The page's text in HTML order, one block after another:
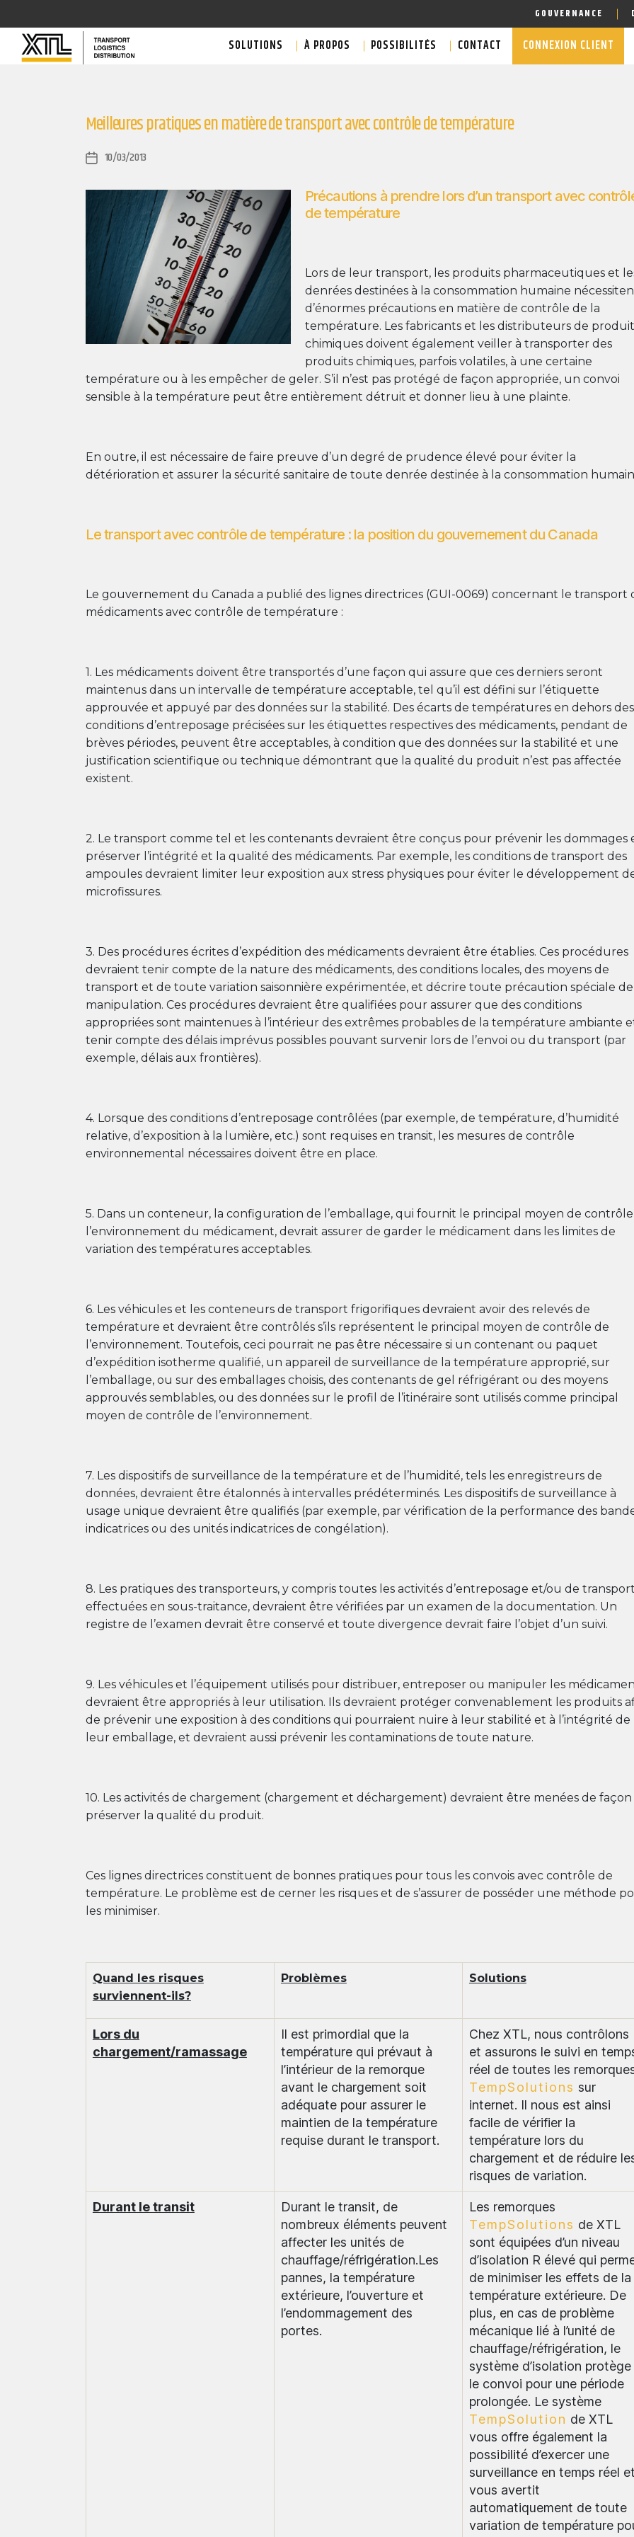
GOUVERNANCE
SOLUTIONS À PROPOS POSSIBILITÉS CONTACT CONNEXION CLIENT
Meilleures pratiques en matière de transport avec contrôle de température
Post 10/03/2013
Précautions à prendre lors d’un transport avec
de température
Lors de leur transport, les produits pharmaceutiques et
denrées destinées à la consommation humaine
d’énormes précautions en matière de contrôle de la
température. Les fabricants et les distributeurs de
chimiques doivent également veiller à transporter des
produits chimiques, parfois volatiles, à une certaine
température ou à les empêcher de geler. S’il n’est pas protégé de façon appropriée, un convoi
sensible à la température peut être entièrement détruit et donner lieu à une plainte.
En outre, il est nécessaire de faire preuve d’un degré de prudence élevé pour éviter la
détérioration et assurer la sécurité sanitaire de toute denrée destinée à la consommation
Le transport avec contrôle de température : la position du gouvernement du Canada
Le gouvernement du Canada a publié des lignes directrices (GUI-0069) concernant le transport
médicaments avec contrôle de température :
1. Les médicaments doivent être transportés d’une façon qui assure que ces derniers seront
maintenus dans un intervalle de température acceptable, tel qu’il est défini sur l’étiquette
approuvée et appuyé par des données sur la stabilité. Des écarts de températures en dehors des
conditions d’entreposage précisées sur les étiquettes respectives des médicaments, pendant de
brèves périodes, peuvent être acceptables, à condition que des données sur la stabilité et une
justification scientifique ou technique démontrant que la qualité du produit n’est pas affectée
existent.
2. Le transport comme tel et les contenants devraient être conçus pour prévenir les dommages
préserver l’intégrité et la qualité des médicaments. Par exemple, les conditions de transport des
ampoules devraient limiter leur exposition aux stress physiques pour éviter le développement
microfissures.
3. Des procédures écrites d’expédition des médicaments devraient être établies. Ces procédures
devraient tenir compte de la nature des médicaments, des conditions locales, des moyens de
transport et de toute variation saisonnière expérimentée, et décrire toute précaution spéciale de
manipulation. Ces procédures devraient être qualifiées pour assurer que des conditions
appropriées sont maintenues à l’intérieur des extrêmes probables de la température ambiante
tenir compte des délais imprévus possibles pouvant survenir lors de l’envoi ou du transport (par
exemple, délais aux frontières).
4. Lorsque des conditions d’entreposage contrôlées (par exemple, de température, d’humidité
relative, d’exposition à la lumière, etc.) sont requises en transit, les mesures de contrôle
environnemental nécessaires doivent être en place.
5. Dans un conteneur, la configuration de l’emballage, qui fournit le principal moyen de
l’environnement du médicament, devrait assurer de garder le médicament dans les limites de
variation des températures acceptables.
6. Les véhicules et les conteneurs de transport frigorifiques devraient avoir des relevés de
température et devraient être contrôlés s’ils représentent le principal moyen de contrôle de
l’environnement. Toutefois, ceci pourrait ne pas être nécessaire si un contenant ou paquet
d’expédition isotherme qualifié, un appareil de surveillance de la température approprié, sur
l’emballage, ou sur des emballages choisis, des contenants de gel réfrigérant ou des moyens
approuvés semblables, ou des données sur le profil de l’itinéraire sont utilisés comme principal
moyen de contrôle de l’environnement.
7. Les dispositifs de surveillance de la température et de l’humidité, tels les enregistreurs de
données, devraient être étalonnés à intervalles prédéterminés. Les dispositifs de surveillance à
usage unique devraient être qualifiés (par exemple, par vérification de la performance des
indicatrices ou des unités indicatrices de congélation).
8. Les pratiques des transporteurs, y compris toutes les activités d’entreposage et/ou de
effectuées en sous-traitance, devraient être vérifiées par un examen de la documentation. Un
registre de l’examen devrait être conservé et toute divergence devrait faire l’objet d’un suivi.
9. Les véhicules et l’équipement utilisés pour distribuer, entreposer ou manipuler les
devraient être appropriés à leur utilisation. Ils devraient protéger convenablement les produits
de prévenir une exposition à des conditions qui pourraient nuire à leur stabilité et à l’intégrité de
leur emballage, et devraient aussi prévenir les contaminations de toute nature.
10. Les activités de chargement (chargement et déchargement) devraient être menées de façon
préserver la qualité du produit.
Ces lignes directrices constituent de bonnes pratiques pour tous les convois avec contrôle de
température. Le problème est de cerner les risques et de s’assurer de posséder une méthode
les minimiser.
Quand les risques
surviennent-ils?
Problèmes Solutions
Lors du
chargement/ramassage
Il est primordial que la
température qui prévaut à
l’intérieur de la remorque
avant le chargement soit
adéquate pour assurer le
maintien de la température
requise durant le transport.
Chez XTL, nous contrôlons
et assurons le suivi en
réel de toutes les
TempSolutions sur
internet. Il nous est ainsi
facile de vérifier la
température lors du
chargement et de réduire
risques de variation.
Durant le transit
Durant le transit, de
nombreux éléments peuvent
affecter les unités de
chauffage/réfrigération.Les
pannes, la température
extérieure, l’ouverture et
l’endommagement des
portes.
Les remorques
TempSolutions de XTL
sont équipées d’un niveau
d’isolation R élevé qui
de minimiser les effets de la
température extérieure. De
plus, en cas de problème
mécanique lié à l’unité de
chauffage/réfrigération, le
système d’isolation protège
le convoi pour une période
prolongée. Le système
TempSolution de XTL
vous offre également la
possibilité d’exercer une
surveillance en temps réel
vous avertit
automatiquement de toute
variation de température